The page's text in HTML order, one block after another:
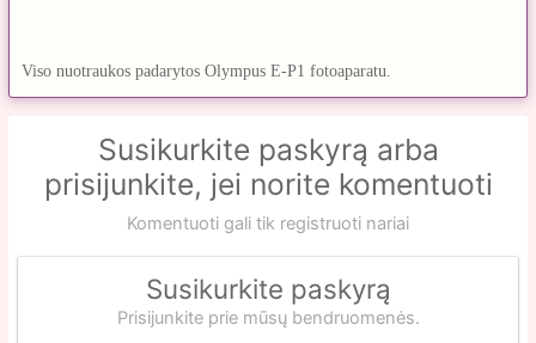
Viso nuotraukos padarytos Olympus E-P1 fotoaparatu.
Susikurkite paskyrą arba
prisijunkite, jei norite komentuoti
Komentuoti gali tik registruoti nariai
Susikurkite paskyrą
Prisijunkite prie mūsų bendruomenės.